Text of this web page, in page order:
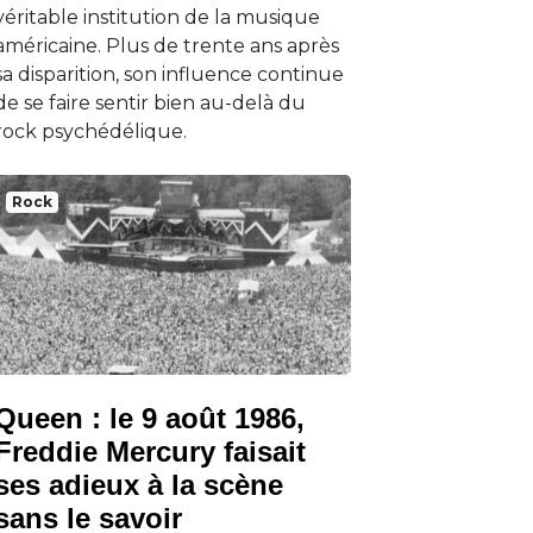
institution de la musique
Plus de trente ans après
disparition, son influence continue
se faire sentir bien au-delà du
psychédélique.
Rock
: le 9 août 1986,
Mercury faisait
adieux à la scène
le savoir